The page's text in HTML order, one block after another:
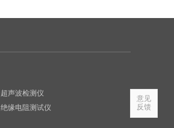
超声波检测仪
绝缘电阻测试仪
意见
反馈